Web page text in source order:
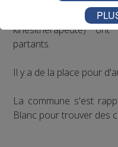
Trois médecins (un
kinésithérapeute)
partants.
Il y a de la place pour
La commune s'est
Blanc pour trouver des